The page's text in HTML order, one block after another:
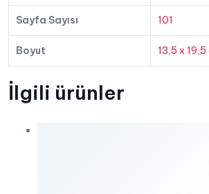
Sayfa Sayısı 101
Boyut 13,5 x
İlgili ürünler